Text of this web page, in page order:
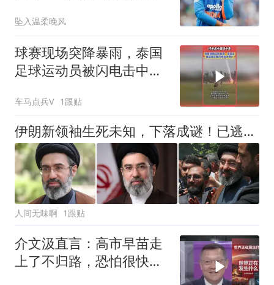
坠入温柔晚风
球赛现场突降暴雨，泰国
足球运动员被闪电击中身
车马点兵V 1跟贴
伊朗新领袖生死未知，下落成谜！已逃往俄罗斯？俄称人在伊朗
人间无味啊 1跟贴
介文汲直言：高市早苗走
上了不归路，恐怕很快就